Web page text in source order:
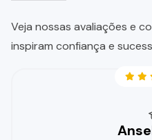
Veja nossas avaliações e
inspiram confiança e